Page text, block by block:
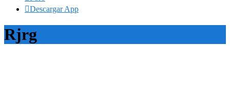
Descargar App
Rjrg